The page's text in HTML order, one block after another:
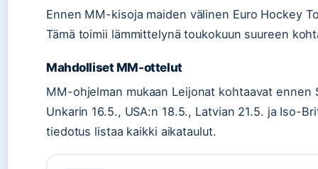
Ennen MM-kisoja maiden välinen Euro Hockey
Tämä toimii lämmittelynä toukokuun suureen
Mahdolliset MM-ottelut
MM-ohjelman mukaan Leijonat kohtaavat ennen
Unkarin 16.5., USA:n 18.5., Latvian 21.5. ja Iso-
tiedotus listaa kaikki aikataulut.